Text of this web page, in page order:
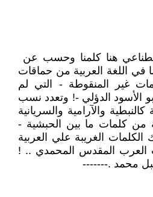
هنا كلمنا وحسب عن
في اللغة العربية من حماقات
غير المنقوطة - التي لم
الأسود الدؤلي -! وتعدد نسب
والآرامية والسريانية
من كلمات ما بين الحبشية -
الكلمات الغريبة علي العربية
العرب المقدس المحمدي .. !
محمد .-------